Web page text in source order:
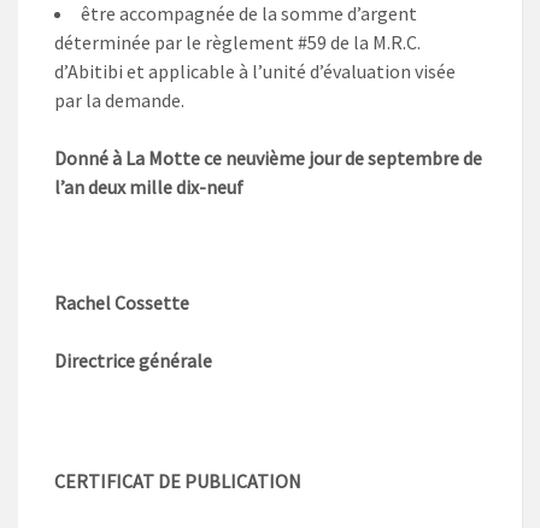
être accompagnée de la somme d’argent
déterminée par le règlement #59 de la M.R.C.
d’Abitibi et applicable à l’unité d’évaluation visée
par la demande.
Donné à La Motte ce neuvième jour de septembre de
l’an deux mille dix-neuf
Rachel Cossette
Directrice générale
CERTIFICAT DE PUBLICATION